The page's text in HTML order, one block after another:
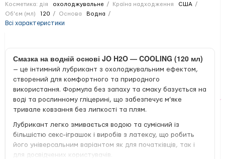
Косметика: дія
охолоджувальне Країна надходження
США
Об'єм (мл)
120 Основа Водна
Всі характеристики
Смазка на водній основі JO H2O — COOLING (120 мл)
— це інтимний лубрикант з охолоджувальним ефектом,
створений для комфортного та природного
використання. Формула без запаху та смаку базується на
воді та рослинному гліцерині, що забезпечує м’яке
тривале ковзання без липкості та плям.
Лубрикант легко змивається водою та сумісний із
більшістю секс-іграшок і виробів з латексу, що робить
його універсальним варіантом як для початківців, так і
для досвідчених користувачів.